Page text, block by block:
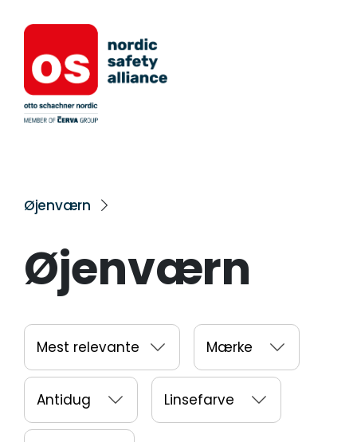
Øjenværn
Øjenværn
Mest relevante Mærke
Antidug Linsefarve